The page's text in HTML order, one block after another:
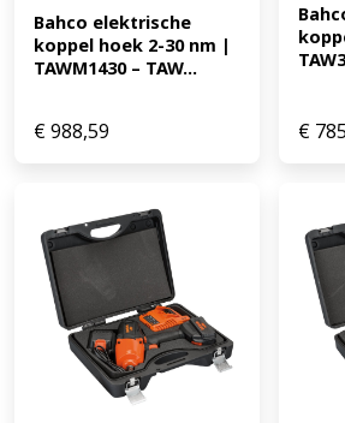
Bahco elektrische
koppel hoek 2-30 nm |
TAWM1430 – TAW...
€988,59 €